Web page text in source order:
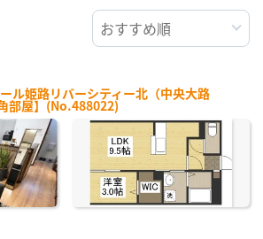
ル姫路リバーシティー北（中央大路
部屋】(No.488022)